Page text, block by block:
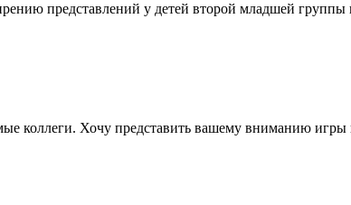
представлений у детей второй младшей
коллеги. Хочу представить вашему вниманию игры